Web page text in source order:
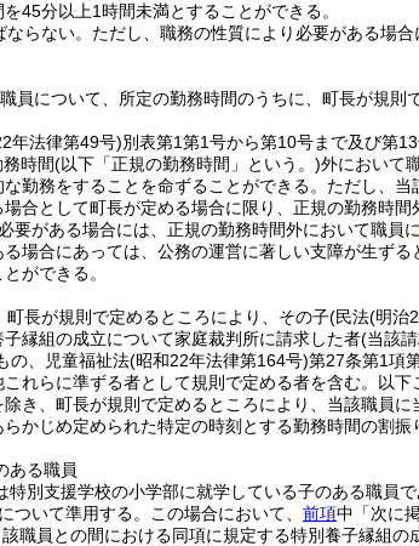
45分以上1時間未満とすることができる。
らない。 ただし、職務の性質により必要がある場
員について、所定の勤務時間のうちに、町長が規則
年法律第49号)別表第1第1号から第10号まで及び第
時間(以下「正規の勤務時間」という。)外において
勤務をすることを命ずることができる。 ただし、当
合として町長が定める場合に限り、正規の勤務時間
要がある場合には、正規の勤務時間外において職員に
場合にあっては、公務の運営に著しい支障が生ず
ができる。
長が規則で定めるところにより、その子(民法(明治
縁組の成立について家庭裁判所に請求した者(当該
の、児童福祉法(昭和22年法律第164号)第27条第1項
れらに準ずる者として規則で定める者を含む。以下
き、町長が規則で定めるところにより、当該職員に
かじめ定められた特定の時刻とする勤務時間の割振
ある職員
別支援学校の小学部に就学している子のある職員
ついて準用する。 この場合において、 前項中「次に
職員との間における同項に規定する特別養子縁組の